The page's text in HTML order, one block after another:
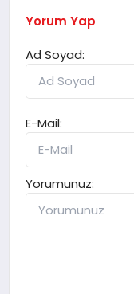
Yorum Yap
Ad Soyad:
E-Mail:
Yorumunuz: